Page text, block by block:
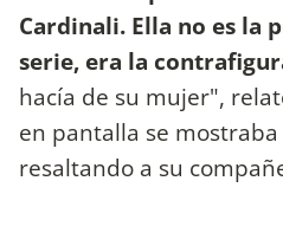
Cardinali. Ella no es la
serie, era la
hacía de su mujer",
en pantalla se
resaltando a su